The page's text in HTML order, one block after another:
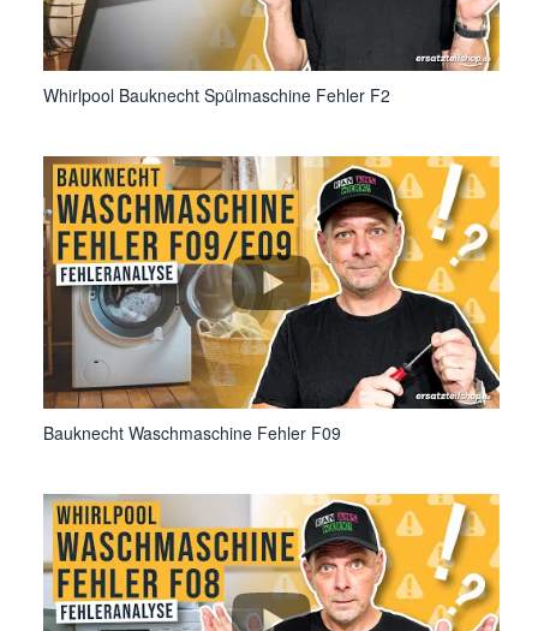
Whirlpool Bauknecht Spülmaschine Fehler F2
Bauknecht Waschmaschine Fehler F09